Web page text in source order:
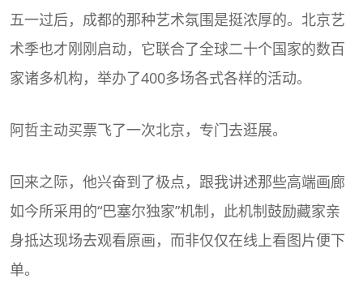
五一过后，成都的那种艺术氛围是挺浓厚的。北京艺
术季也才刚刚启动，它联合了全球二十个国家的数百
家诸多机构，举办了400多场各式各样的活动。
阿哲主动买票飞了一次北京，专门去逛展。
回来之际，他兴奋到了极点，跟我讲述那些高端画廊
如今所采用的“巴塞尔独家”机制，此机制鼓励藏家亲
身抵达现场去观看原画，而非仅仅在线上看图片便下
单。